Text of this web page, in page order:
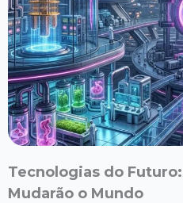
Tecnologias do
Mudarão o Mundo